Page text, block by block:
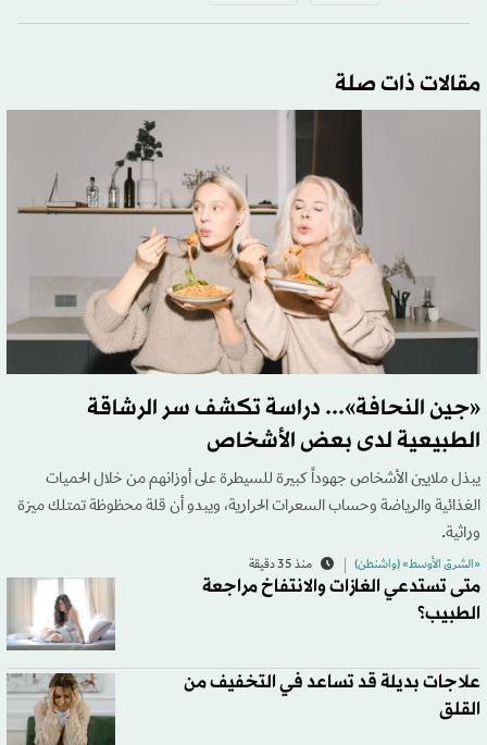
مقالات ذات صلة
«جين النحافة»... دراسة تكشف سر الرشاقة
الطبيعية لدى بعض الأشخاص
يبذل ملايين الأشخاص جهوداً كبيرة للسيطرة على أوزانهم من خلال الحميات
الغذائية والرياضة وحساب السعرات الحرارية، ويبدو أن قلة محظوظة تمتلك ميزة
وراثية.
«الشرق الأوسط» (واشنطن) منذ 35 دقيقة
متى تستدعي الغازات والانتفاخ مراجعة
الطبيب؟
علاجات بديلة قد تساعد في التخفيف من
القلق